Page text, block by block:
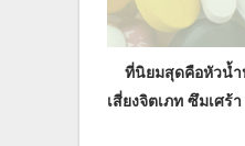
ที่นิยมสุดคือหัวน้ำ
เสี่ยงจิตเภท ซึมเศร้